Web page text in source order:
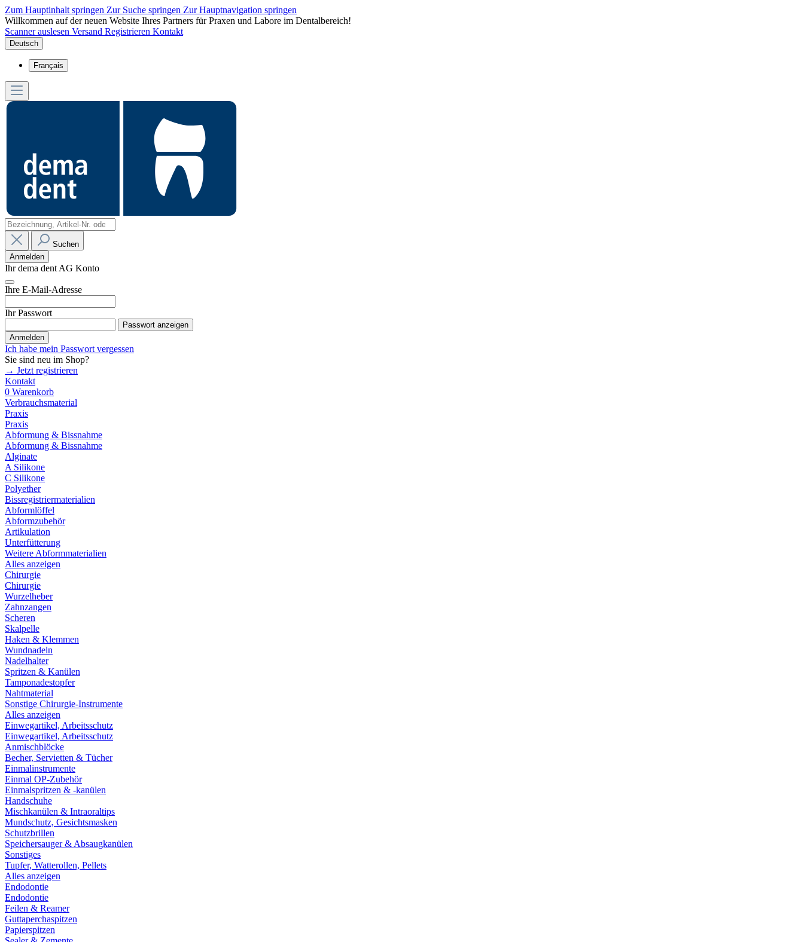
Zum Hauptinhalt springen Zur Suche springen Zur Hauptnavigation springen
Willkommen auf der neuen Website Ihres Partners für Praxen und Labore im Dentalbereich!
Scanner auslesen Versand Registrieren Kontakt
Deutsch
Français
Suchen
Anmelden
Ihr dema dent AG Konto
Ihre E-Mail-Adresse
Ihr Passwort
Passwort anzeigen
Anmelden
Ich habe mein Passwort vergessen
Sie sind neu im Shop?
→ Jetzt registrieren
Kontakt
0 Warenkorb
Verbrauchsmaterial
Praxis
Praxis
Abformung & Bissnahme
Abformung & Bissnahme
Alginate
A Silikone
C Silikone
Polyether
Bissregistriermaterialien
Abformlöffel
Abformzubehör
Artikulation
Unterfütterung
Weitere Abformmaterialien
Alles anzeigen
Chirurgie
Chirurgie
Wurzelheber
Zahnzangen
Scheren
Skalpelle
Haken & Klemmen
Wundnadeln
Nadelhalter
Spritzen & Kanülen
Tamponadestopfer
Nahtmaterial
Sonstige Chirurgie-Instrumente
Alles anzeigen
Einwegartikel, Arbeitsschutz
Einwegartikel, Arbeitsschutz
Anmischblöcke
Becher, Servietten & Tücher
Einmalinstrumente
Einmal OP-Zubehör
Einmalspritzen & -kanülen
Handschuhe
Mischkanülen & Intraoraltips
Mundschutz, Gesichtsmasken
Schutzbrillen
Speichersauger & Absaugkanülen
Sonstiges
Tupfer, Watterollen, Pellets
Alles anzeigen
Endodontie
Endodontie
Feilen & Reamer
Guttaperchaspitzen
Papierspitzen